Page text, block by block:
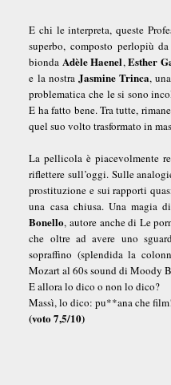
E chi le interpreta, queste
superbo, composto perlopiù
bionda Adèle Haenel,Esther
e la nostra Jasmine Trinca,
problematica che le si sono
E ha fatto bene. Tra tutte,
quel suo volto trasformato in
La pellicola è piacevolmente
riflettere sull’oggi. Sulle
prostituzione e sui rapporti
una casa chiusa. Una magia
Bonello, autore anche di Le
che oltre ad avere uno
sopraffino (splendida la
Mozart al 60s sound di Moody
E allora lo dico o non lo dico?
Massì, lo dico: pu**ana che film!
(voto 7,5/10)